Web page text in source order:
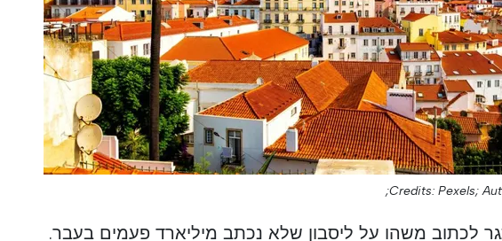
Credits: Pexels;
לכתוב משהו על ליסבון שלא נכתב מיליארד פעמים בעבר.